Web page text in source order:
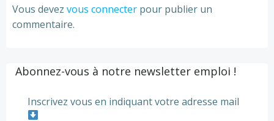
Vous devez vous connecter pour publier un
commentaire.
Abonnez-vous à notre newsletter emploi !
Inscrivez vous en indiquant votre adresse mail